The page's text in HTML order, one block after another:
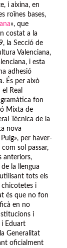
i aixina, en
roïnes bases,
», que
costat a la
la Secció de
Valenciana,
i esta
adhesió
És per això
Real
gramàtica fon
Mixta de
Tècnica de la
nova
per haver-
sol passar,
anteriors,
la llengua
tots els
chicotetes i
és que no fon
en no
i
i Eduart
Generalitat
oficialment